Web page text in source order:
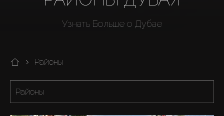
Узнать Больше о Дубае
Районы